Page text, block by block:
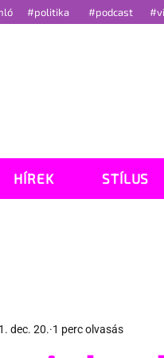
#politika #podcast
HÍREK STÍLUS
dec. 20. 1 perc olvasás